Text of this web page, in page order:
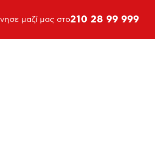
μαζί μας στο210 28 99 999